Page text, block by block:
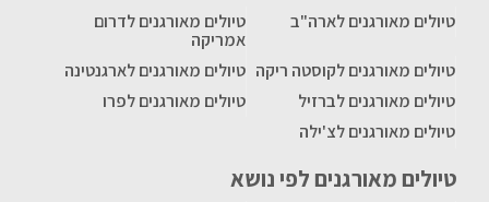
טיולים מאורגנים לארה"ב
טיולים מאורגנים לדרום
אמריקה
טיולים מאורגנים לקוסטה ריקה טיולים מאורגנים לארגנטינה
טיולים מאורגנים לברזיל
טיולים מאורגנים לפרו
טיולים מאורגנים לצ'ילה
טיולים מאורגנים לפי נושא